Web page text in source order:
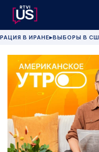
В ИРАНЕ▶ВЫБОРЫ В